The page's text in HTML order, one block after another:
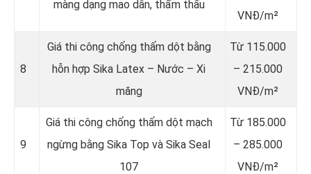
màng dạng mao dẫn, thẩm thấu
VNĐ/m²
8
Giá thi công chống thấm dột bằng
hỗn hợp Sika Latex – Nước – Xi
măng
Từ 115.000
– 215.000
VNĐ/m²
9
Giá thi công chống thấm dột mạch
ngừng bằng Sika Top và Sika Seal
107
Từ 185.000
– 285.000
VNĐ/m²